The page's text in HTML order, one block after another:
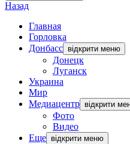
Назад
Главная
Горловка
Донбасс відкрити меню
Донецк
Луганск
Украина
Мир
Медиацентр відкрити
Фото
Видео
Еще відкрити меню